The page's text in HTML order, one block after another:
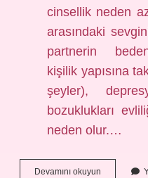
cinsellik neden
arasındaki
partnerin
kişilik yapısına
şeyler),
bozuklukları
neden olur.…
Devamını okuyun